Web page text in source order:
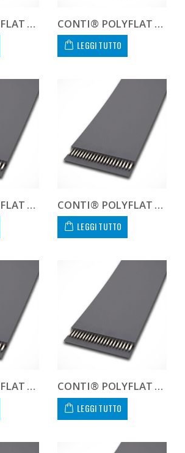
CONTI® POLYFLAT FLA F 40 HS CONTI® POLYFLAT FLA F 40 XHP
LEGGI TUTTO
CONTI® POLYFLAT FLA F 40 XHS CONTI® POLYFLAT FLA F 50 HF
LEGGI TUTTO
CONTI® POLYFLAT FLA F 50 HP CONTI® POLYFLAT FLA F 50 HS
LEGGI TUTTO